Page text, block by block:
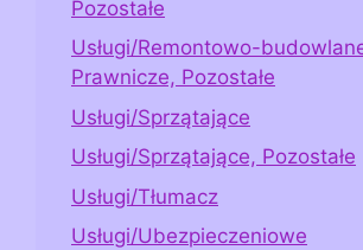
Pozostałe
Usługi/Remontowo-
Prawnicze, Pozostałe
Usługi/Sprzątające
Usługi/Sprzątające, Pozostałe
Usługi/Tłumacz
Usługi/Ubezpieczeniowe